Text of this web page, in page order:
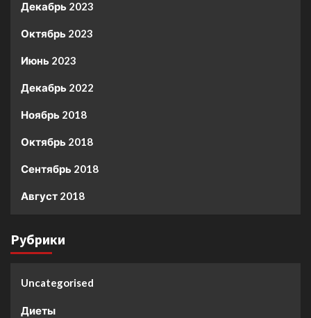
Декабрь 2023
Октябрь 2023
Июнь 2023
Декабрь 2022
Ноябрь 2018
Октябрь 2018
Сентябрь 2018
Август 2018
Рубрики
Uncategorised
Диеты